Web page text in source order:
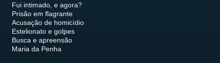
Fui intimado, e agora?
Prisão em flagrante
Acusação de homicídio
Estelionato e golpes
Busca e apreensão
Maria da Penha